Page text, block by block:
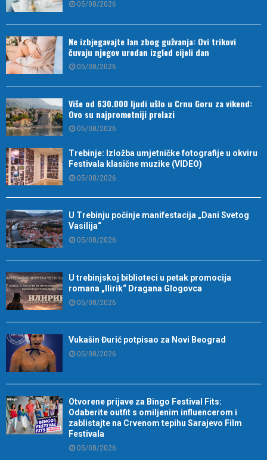
05/08/2026
Ne izbjegavajte lan zbog gužvanja: Ovi trikovi
čuvaju njegov uredan izgled cijeli dan
05/08/2026
Više od 630.000 ljudi ušlo u Crnu Goru za vikend:
Ovo su najprometniji prelazi
05/08/2026
Trebinje: Izložba umjetničke fotografije u okviru
Festivala klasične muzike (VIDEO)
05/08/2026
U Trebinju počinje manifestacija „Dani Svetog
Vasilija“
05/08/2026
U trebinjskoj biblioteci u petak promocija
romana „Ilirik“ Dragana Glogovca
05/08/2026
Vukašin Đurić potpisao za Novi Beograd
05/08/2026
Otvorene prijave za Bingo Festival Fits:
Odaberite outfit s omiljenim influencerom i
zablistajte na Crvenom tepihu Sarajevo Film
Festivala
05/08/2026